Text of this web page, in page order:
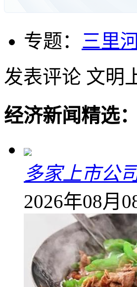
专题： 三里
发表评论 文明
经济新闻精选：
多家上市公
2026年08月